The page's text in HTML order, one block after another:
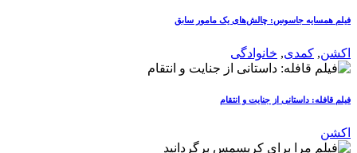
فیلم همسایه جاسوس: چالش‌های یک مامور سابق
اکشن, کمدی, خانوادگی
فیلم قافله: داستانی از جنایت و انتقام
اکشن